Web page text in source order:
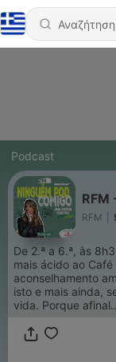
Podcast
RFM
RFM
De 2.ª a 6.ª, às
mais ácido ao
aconselhamento
isto e mais ainda,
vida. Porque